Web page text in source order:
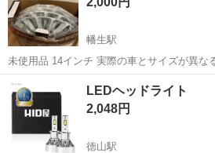
幡生駅
未使用品 14インチ 実際の車とサイズが異なるため、出品しておりま
す。 確認のため、開封はしておりますがは
山口 タイヤ、ホイ
LEDヘッドライト
2,048円
徳山駅